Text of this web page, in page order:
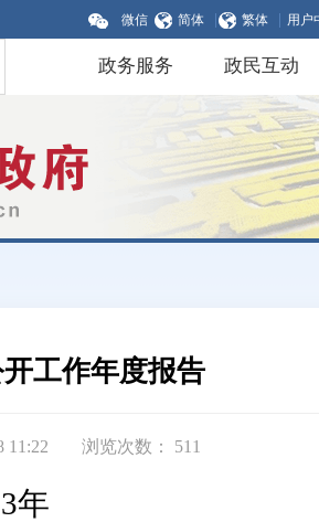
微信 简体 繁体 用户
政务服务 政民互动
工作年度报告
11:22 浏览次数： 511
年